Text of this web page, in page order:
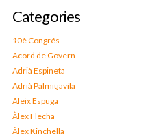
Categories
10è Congrés
Acord de Govern
Adrià Espineta
Adrià Palmitjavila
Aleix Espuga
Àlex Flecha
Àlex Kinchella